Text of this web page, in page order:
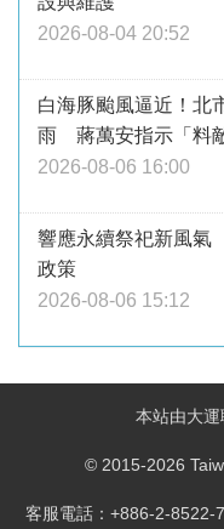
2026-08-04 20:52
白海豚颱風逼近！北
雨 蔣萬安指示「料
2026-08-06 16:00
響應永續祭祀新風氣
政策
2026-08-06 15:12
本站由大
© 2015-2026
客服電話：+886-2-8522-